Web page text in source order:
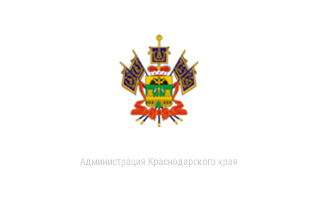
Администрация Краснодарского края